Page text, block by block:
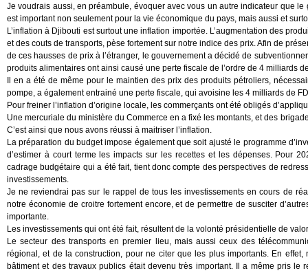
Je voudrais aussi, en préambule, évoquer avec vous un autre indicateur que
est important non seulement pour la vie économique du pays, mais aussi et
L’inflation à Djibouti est surtout une inflation importée. L’augmentation des
et des couts de transports, pèse fortement sur notre indice des prix. Afin de
de ces hausses de prix à l’étranger, le gouvernement a décidé de
produits alimentaires ont ainsi causé une perte fiscale de l’ordre de 4 milliards
Il en a été de même pour le maintien des prix des produits pétroliers,
pompe, a également entrainé une perte fiscale, qui avoisine les 4 milliards de
Pour freiner l’inflation d’origine locale, les commerçants ont été obligés
Une mercuriale du ministère du Commerce en a fixé les montants, et des
C’est ainsi que nous avons réussi à maitriser l’inflation.
La préparation du budget impose également que soit ajusté le programme
d’estimer à court terme les impacts sur les recettes et les dépenses. Pour
cadrage budgétaire qui a été fait, tient donc compte des perspectives de
investissements.
Je ne reviendrai pas sur le rappel de tous les investissements en cours de
notre économie de croitre fortement encore, et de permettre de susciter
importante.
Les investissements qui ont été fait, résultent de la volonté présidentielle de
Le secteur des transports en premier lieu, mais aussi ceux des
régional, et de la construction, pour ne citer que les plus importants. En
bâtiment et des travaux publics était devenu très important. Il a même pris